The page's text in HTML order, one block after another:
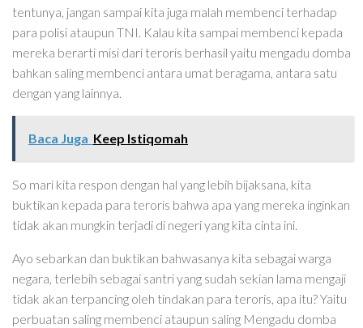
tentunya, jangan sampai kita juga malah membenci terhadap
para polisi ataupun TNI. Kalau kita sampai membenci kepada
mereka berarti misi dari teroris berhasil yaitu mengadu domba
bahkan saling membenci antara umat beragama, antara satu
dengan yang lainnya.
Baca Juga Keep Istiqomah
So mari kita respon dengan hal yang lebih bijaksana, kita
buktikan kepada para teroris bahwa apa yang mereka inginkan
tidak akan mungkin terjadi di negeri yang kita cinta ini.
Ayo sebarkan dan buktikan bahwasanya kita sebagai warga
negara, terlebih sebagai santri yang sudah sekian lama mengaji
tidak akan terpancing oleh tindakan para teroris, apa itu? Yaitu
perbuatan saling membenci ataupun saling Mengadu domba